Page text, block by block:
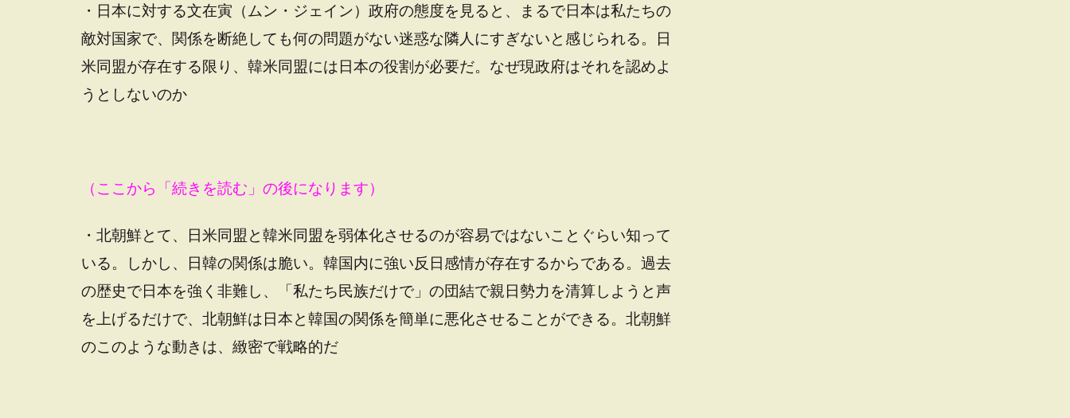
・日本に対する文在寅（ムン・ジェイン）政府の態度を見ると、まるで日本は私たちの
敵対国家で、関係を断絶しても何の問題がない迷惑な隣人にすぎないと感じられる。日
米同盟が存在する限り、韓米同盟には日本の役割が必要だ。なぜ現政府はそれを認めよ
うとしないのか
（ここから「続きを読む」の後になります）
・北朝鮮とて、日米同盟と韓米同盟を弱体化させるのが容易ではないことぐらい知って
いる。しかし、日韓の関係は脆い。韓国内に強い反日感情が存在するからである。過去
の歴史で日本を強く非難し、「私たち民族だけで」の団結で親日勢力を清算しようと声
を上げるだけで、北朝鮮は日本と韓国の関係を簡単に悪化させることができる。北朝鮮
のこのような動きは、緻密で戦略的だ